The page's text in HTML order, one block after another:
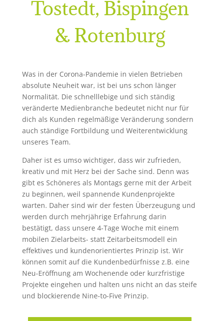
Tostedt, Bispingen
& Rotenburg
Was in der Corona-Pandemie in vielen Betrieben
absolute Neuheit war, ist bei uns schon länger
Normalität. Die schnelllebige und sich ständig
veränderte Medienbranche bedeutet nicht nur für
dich als Kunden regelmäßige Veränderung sondern
auch ständige Fortbildung und Weiterentwicklung
unseres Team.
Daher ist es umso wichtiger, dass wir zufrieden,
kreativ und mit Herz bei der Sache sind. Denn was
gibt es Schöneres als Montags gerne mit der Arbeit
zu beginnen, weil spannende Kundenprojekte
warten. Daher sind wir der festen Überzeugung und
werden durch mehrjährige Erfahrung darin
bestätigt, dass unsere 4-Tage Woche mit einem
mobilen Zielarbeits- statt Zeitarbeitsmodell ein
effektives und kundenorientiertes Prinzip ist. Wir
können somit auf die Kundenbedürfnisse z.B. eine
Neu-Eröffnung am Wochenende oder kurzfristige
Projekte eingehen und halten uns nicht an das steife
und blockierende Nine-to-Five Prinzip.